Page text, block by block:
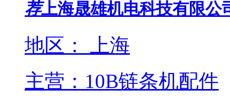
荐上海晟雄机电科技有限公
地区： 上海
主营：10B链条机配件